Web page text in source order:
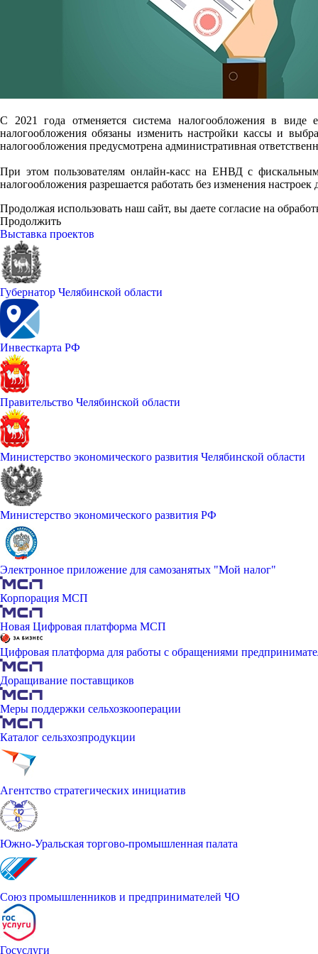
С 2021 года отменяется система налогообложения в виде
налогообложения обязаны изменить настройки кассы и
налогообложения предусмотрена административная
При этом пользователям онлайн-касс на ЕНВД с
налогообложения разрешается работать без изменения
Продолжая использовать наш сайт, вы даете согласие на
Продолжить
Выставка проектов
Губернатор Челябинской области
Инвесткарта РФ
Правительство Челябинской области
Министерство экономического развития Челябинской области
Министерство экономического развития РФ
Электронное приложение для самозанятых "Мой налог"
Корпорация МСП
Новая Цифровая платформа МСП
Цифровая платформа для работы с обращениями
Доращивание поставщиков
Меры поддержки сельхозкооперации
Каталог сельзхозпродукции
Агентство стратегических инициатив
Южно-Уральская торгово-промышленная палата
Союз промышленников и предпринимателей ЧО
Госуслуги